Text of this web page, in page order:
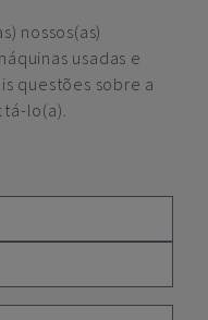
nossos(as)
usadas e
questões sobre a
lo(a).